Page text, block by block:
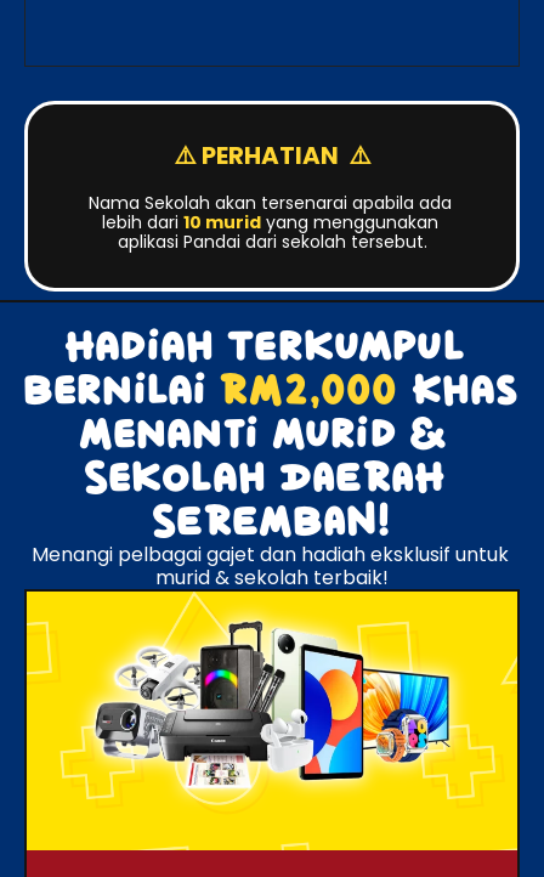
⚠️ PERHATIAN  ⚠️
Nama Sekolah akan tersenarai apabila ada
lebih dari 10 murid yang menggunakan
aplikasi Pandai dari sekolah tersebut.
Hadiah Terkumpul
Bernilai RM2,000 Khas
Menanti Murid &
Sekolah DAERAH
SEREMBAN!
Menangi pelbagai gajet dan hadiah eksklusif untuk
murid & sekolah terbaik!